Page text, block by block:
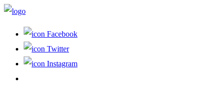
Facebook
Twitter
Instagram